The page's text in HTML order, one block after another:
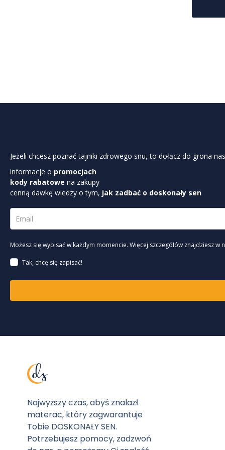
Jeżeli chcesz poznać tajniki zdrowego snu, to dołącz do grona
informacje o promocjach
kody rabatowe na zakupy
cenną dawkę wiedzy o tym, jak zadbać o doskonały sen
Możesz się wypisać w każdym momencie. Więcej szczegółów znajdziesz w
Tak, chcę się zapisać!
Najwyższy czas, abyś znalazł
materac, który zagwarantuje
Tobie DOSKONAŁY SEN.
Potrzebujesz pomocy, zadzwoń